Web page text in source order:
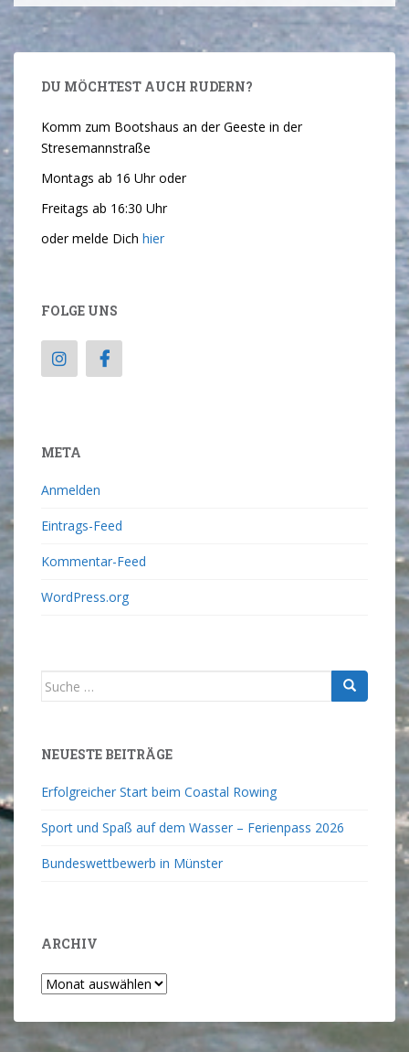
DU MÖCHTEST AUCH RUDERN?
Komm zum Bootshaus an der Geeste in der
Stresemannstraße
Montags ab 16 Uhr oder
Freitags ab 16:30 Uhr
oder melde Dich hier
FOLGE UNS
META
Anmelden
Eintrags-Feed
Kommentar-Feed
WordPress.org
NEUESTE BEITRÄGE
Erfolgreicher Start beim Coastal Rowing
Sport und Spaß auf dem Wasser – Ferienpass 2026
Bundeswettbewerb in Münster
ARCHIV